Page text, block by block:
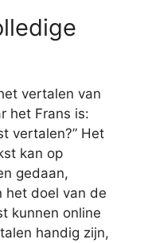
vertalen van
het Frans is:
vertalen?” Het
kan op
gedaan,
het doel van de
kunnen online
handig zijn,